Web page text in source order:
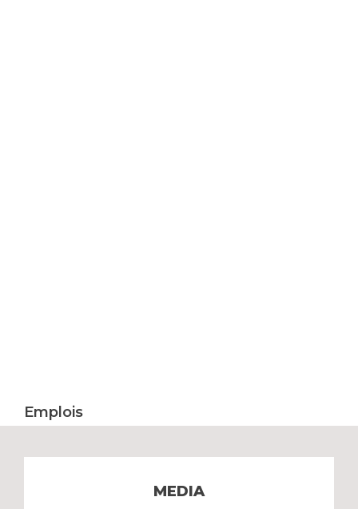
Emplois
MEDIA